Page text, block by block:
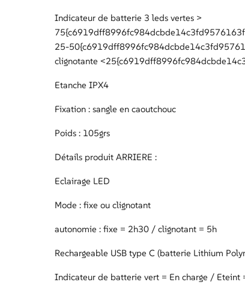
Indicateur de batterie 3 leds vertes >
25-
clignotante
Etanche IPX4
Fixation : sangle en caoutchouc
Poids : 105grs
Détails produit ARRIERE :
Eclairage LED
Mode : fixe ou clignotant
autonomie : fixe = 2h30 / clignotant = 5h
Rechargeable USB type C (batterie Lithium
Indicateur de batterie vert = En charge / Eteint